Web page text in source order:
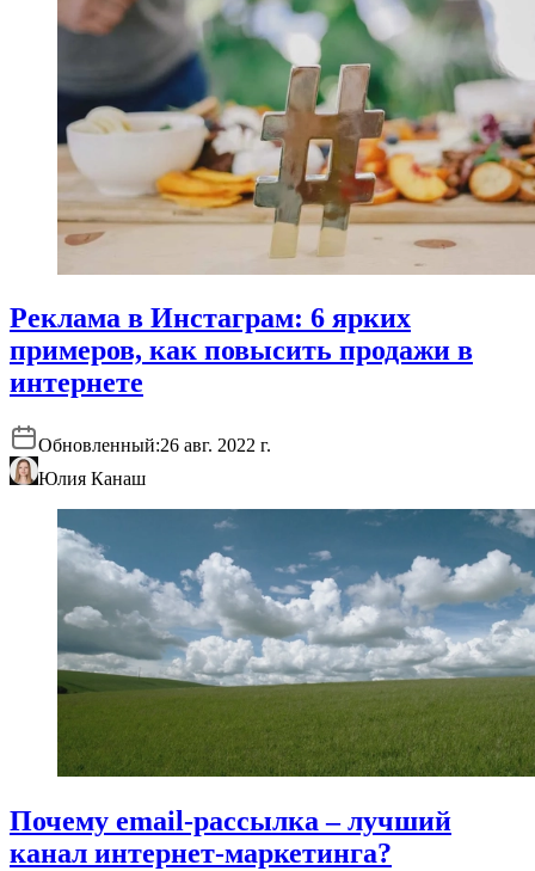
Реклама в Инстаграм: 6 ярких
примеров, как повысить продажи в
интернете
Обновленный:26 авг. 2022 г.
Юлия Канаш
Почему email-рассылка – лучший
канал интернет-маркетинга?